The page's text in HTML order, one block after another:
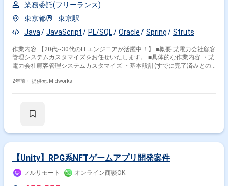
業務委託(フリーランス)
東京都
東京駅
Java
JavaScript PL/SQL Oracle Spring Struts
作業内容 【20代~30代のITエンジニアが活躍中！】 ■概要 某電力会社顧客
管理システムカスタマイズをお任せいたします。 ■具体的な作業内容 ・某
電力会社顧客管理システムカスタマイズ ・基本設計(すでに完了済みとの
ことも多く設計書の確認だけでなく実装内容の確認(プログラマ、PL候補
2年前・ 提供元: Midworks
【Unity】RPG系NFTゲームアプリ開発案件
フルリモート オンライン商談OK